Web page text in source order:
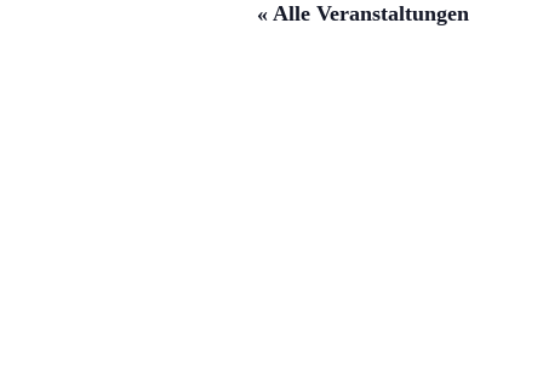
« Alle Veranstaltungen